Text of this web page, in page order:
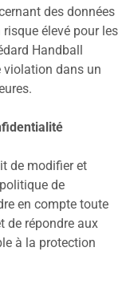
des données
élevé pour les
Handball
violation dans un
de modifier et
de
en compte toute
de répondre aux
à la protection